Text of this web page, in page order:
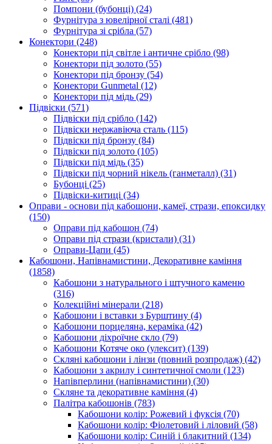
Помпони (бубонці) (24)
Фурнітура з ювелірної сталі (481)
Фурнітура зі срібла (57)
Конектори (248)
Конектори під світле і античне срібло (98)
Конектори під золото (55)
Конектори під бронзу (54)
Конектори Gunmetal (12)
Конектори під мідь (29)
Підвіски (571)
Підвіски під срібло (142)
Підвіски нержавіюча сталь (115)
Підвіски під бронзу (84)
Підвіски під золото (105)
Підвіски під мідь (35)
Підвіски під чорний нікель (ганметалл) (31)
Бубонці (25)
Підвіски-китиці (34)
Оправи - основи під кабошони, камеї, стрази, епоксидку
(150)
Оправи під кабошон (74)
Оправи під стрази (кристали) (31)
Оправи-Цапи (45)
Кабошони, Напівнамистини, Декоративне каміння
(1858)
Кабошони з натурального і штучного каменю
(316)
Колекційні мінерали (218)
Кабошони і вставки з Бурштину (4)
Кабошони порцеляна, кераміка (42)
Кабошони діхроїчне скло (79)
Кабошони Котяче око (улексит) (139)
Скляні кабошони і лінзи (повний розпродаж) (42)
Кабошони з акрилу і синтетичної смоли (123)
Напівперлини (напівнамистини) (30)
Скляне та декоративне каміння (4)
Палітра кабошонів (783)
Кабошони колір: Рожевий і фуксія (70)
Кабошони колір: Фіолетовий і ліловий (58)
Кабошони колір: Синій і блакитний (134)